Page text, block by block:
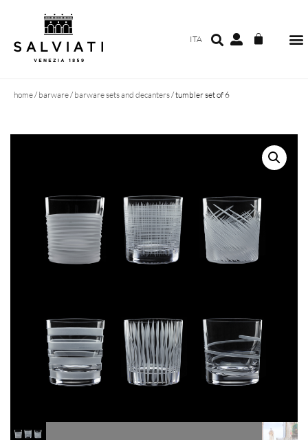
ITA
home/ barware/ barware sets and decanters/ tumbler set of 6